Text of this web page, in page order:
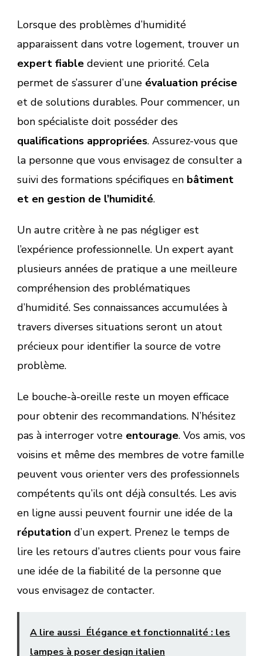
Lorsque des problèmes d’humidité
apparaissent dans votre logement, trouver un
expert fiable devient une priorité. Cela
permet de s’assurer d’une évaluation précise
et de solutions durables. Pour commencer, un
bon spécialiste doit posséder des
qualifications appropriées. Assurez-vous que
la personne que vous envisagez de consulter a
suivi des formations spécifiques en bâtiment
et en gestion de l’humidité.
Un autre critère à ne pas négliger est
l’expérience professionnelle. Un expert ayant
plusieurs années de pratique a une meilleure
compréhension des problématiques
d’humidité. Ses connaissances accumulées à
travers diverses situations seront un atout
précieux pour identifier la source de votre
problème.
Le bouche-à-oreille reste un moyen efficace
pour obtenir des recommandations. N’hésitez
pas à interroger votre entourage. Vos amis, vos
voisins et même des membres de votre famille
peuvent vous orienter vers des professionnels
compétents qu’ils ont déjà consultés. Les avis
en ligne aussi peuvent fournir une idée de la
réputation d’un expert. Prenez le temps de
lire les retours d’autres clients pour vous faire
une idée de la fiabilité de la personne que
vous envisagez de contacter.
A lire aussi Élégance et fonctionnalité : les
lampes à poser design italien